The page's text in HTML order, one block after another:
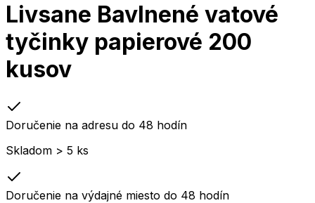
Livsane Bavlnené vatové
tyčinky papierové 200
kusov
Doručenie na adresu do 48 hodín
Skladom > 5 ks
Doručenie na výdajné miesto do 48 hodín